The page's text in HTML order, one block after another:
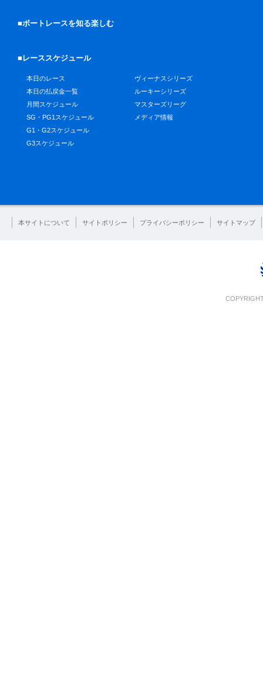
■ボートレースを知る楽しむ
■レーススケジュール
本日のレース
本日の払戻金一覧
月間スケジュール
SG・PG1スケジュール
G1・G2スケジュール
G3スケジュール
ヴィーナスシリーズ
ルーキーシリーズ
マスターズリーグ
メディア情報
本サイトについて サイトポリシー プライバシーポリシー サイトマップ